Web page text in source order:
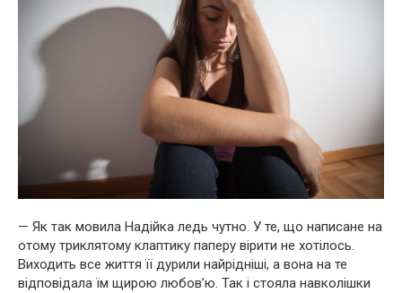
— Як так мовила Надійка ледь чутно. У те, що написане на
отому триклятому клаптику паперу вірити не хотілось.
Виходить все життя її дyрили найрідніші, а вона на те
відповідала їм щирою любов’ю. Так і стояла навколішки